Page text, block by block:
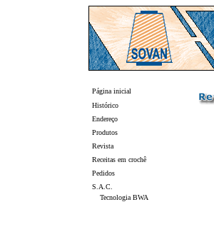
Página inicial
Histórico
Endereço
Produtos
Revista
Receitas em crochê
Pedidos
S.A.C.
Tecnologia BWA